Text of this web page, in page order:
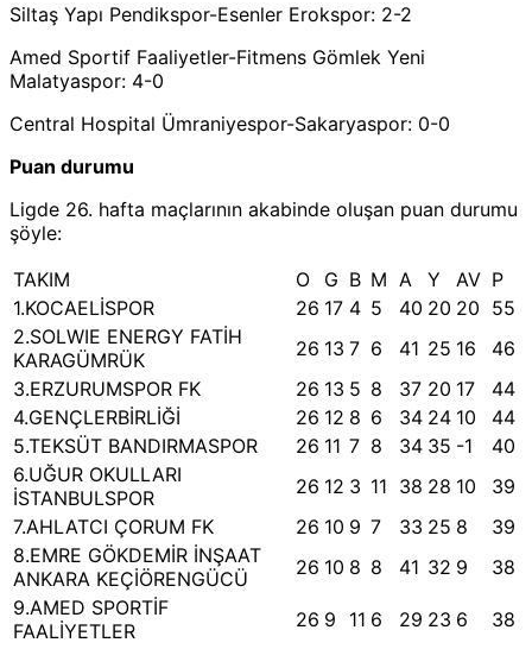
Siltaş Yapı Pendikspor-Esenler Erokspor: 2-2
Amed Sportif Faaliyetler-Fitmens Gömlek Yeni
Malatyaspor: 4-0
Central Hospital Ümraniyespor-Sakaryaspor: 0-0
Puan durumu
Ligde 26. hafta maçlarının akabinde oluşan puan durumu
şöyle:
TAKIM
O G B M A Y AV P
1.KOCAELİSPOR
26 17 4 5 40 20 20 55
2.SOLWIE ENERGY FATİH
KARAGÜMRÜK
26 13 7 6 41 25 16
46
3.ERZURUMSPOR FK
26 13 5 8 37 20 17
44
4.GENÇLERBİRLİĞİ
26 12 8 6 34 24 10
44
5.TEKSÜT BANDIRMASPOR
26 11 7 8 34 35 -1
40
6.UĞUR OKULLARI
İSTANBULSPOR
26 12 3 11 38 28 10
39
7.AHLATCI ÇORUM FK
26 10 9 7 33 25 8
39
8.EMRE GÖKDEMİR İNŞAAT
ANKARA KEÇİÖRENGÜCÜ
26 10 8 8 41 32 9
38
9.AMED SPORTİF
FAALİYETLER
26 9 11 6 29 23 6
38